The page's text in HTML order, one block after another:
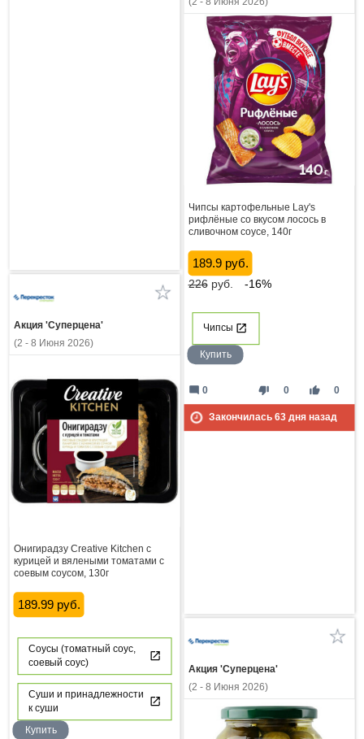
Чипсы картофельные Lay's
рифлёные со вкусом лосось в
сливочном соусе, 140г
189.9 руб.
226руб. -16%
Чипсы
Купить
thumb_down 0 thumb_up 0
mode_comment 0
Закончилась 63дня назад
Акция 'Суперцена'
(2 - 8 Июня 2026)
Онигирадзу Creative Kitchen с
курицей и вялеными томатами с
соевым соусом, 130г
189.99 руб.
Соусы (томатный соус,
соевый соус)
Суши и принадлежности
к суши
Купить
Акция 'Суперцена'
(2 - 8 Июня 2026)